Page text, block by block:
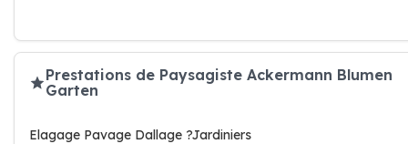
Prestations de Paysagiste Ackermann Blumen
Garten
Elagage Pavage Dallage ?Jardiniers